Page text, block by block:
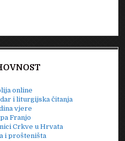
online
i liturgijska čitanja
vjere
Franjo
Crkve u Hrvata
i prošteništa